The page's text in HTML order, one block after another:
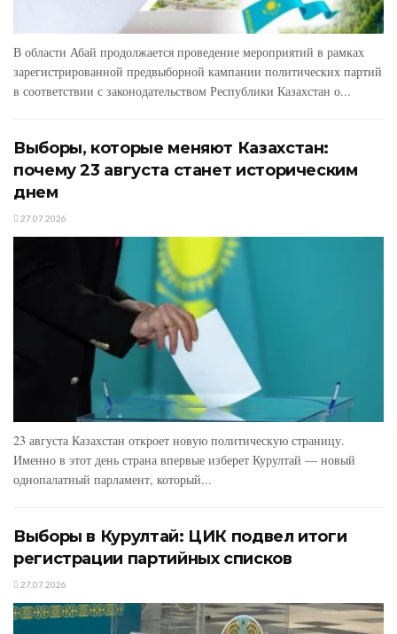
В области Абай продолжается проведение мероприятий в рамках
зарегистрированной предвыборной кампании политических партий
в соответствии с законодательством Республики Казахстан о...
Выборы, которые меняют Казахстан:
почему 23 августа станет историческим
днем
27.07.2026
23 августа Казахстан откроет новую политическую страницу.
Именно в этот день страна впервые изберет Курултай — новый
однопалатный парламент, который...
Выборы в Курултай: ЦИК подвел итоги
регистрации партийных списков
27.07.2026